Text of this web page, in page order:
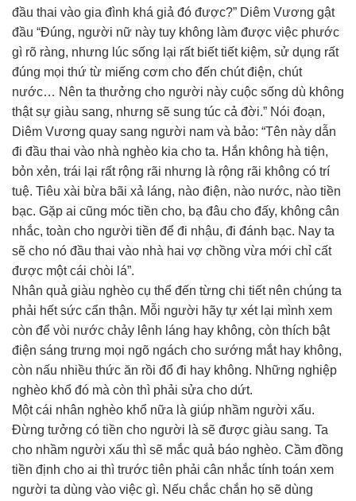
đầu thai vào gia đình khá giả đó được?” Diêm Vương gật
đầu “Đúng, người nữ này tuy không làm được việc phước
gì rõ ràng, nhưng lúc sống lại rất biết tiết kiệm, sử dụng rất
đúng mọi thứ từ miếng cơm cho đến chút điện, chút
nước… Nên ta thưởng cho người này cuộc sống dù không
thật sự giàu sang, nhưng sẽ sung túc cả đời.” Nói đoạn,
Diêm Vương quay sang người nam và bảo: “Tên này dẫn
đi đầu thai vào nhà nghèo kia cho ta. Hắn không hà tiện,
bỏn xẻn, trái lại rất rộng rãi nhưng là rộng rãi không có trí
tuệ. Tiêu xài bừa bãi xả láng, nào điện, nào nước, nào tiền
bạc. Gặp ai cũng móc tiền cho, bạ đâu cho đấy, không cân
nhắc, toàn cho người tiền để đi nhậu, đi đánh bạc. Nay ta
sẽ cho nó đầu thai vào nhà hai vợ chồng vừa mới chỉ cất
được một cái chòi lá”.
Nhân quả giàu nghèo cụ thể đến từng chi tiết nên chúng ta
phải hết sức cẩn thận. Mỗi người hãy tự xét lại mình xem
còn để vòi nước chảy lênh láng hay không, còn thích bật
điện sáng trưng mọi ngõ ngách cho sướng mắt hay không,
còn nấu nhiều thức ăn rồi đổ đi hay không. Những nghiệp
nghèo khổ đó mà còn thì phải sửa cho dứt.
Một cái nhân nghèo khổ nữa là giúp nhầm người xấu.
Đừng tưởng có tiền cho người là sẽ được giàu sang. Ta
cho nhầm người xấu thì sẽ mắc quả báo nghèo. Cầm đồng
tiền định cho ai thì trước tiên phải cân nhắc tính toán xem
người ta dùng vào việc gì. Nếu chắc chắn họ sẽ dùng